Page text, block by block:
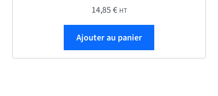
14,85 € HT
Ajouter au panier